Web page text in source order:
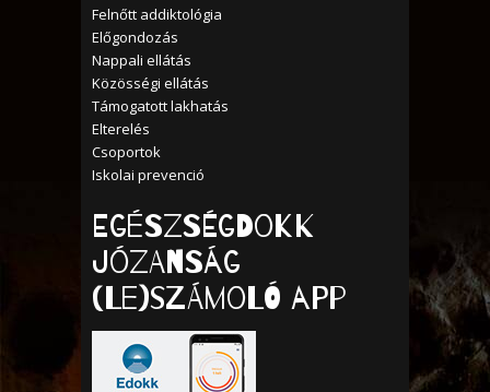
Felnőtt addiktológia
Előgondozás
Nappali ellátás
Közösségi ellátás
Támogatott lakhatás
Elterelés
Csoportok
Iskolai prevenció
Egészségdokk
Józanság
(Le)számoló APP